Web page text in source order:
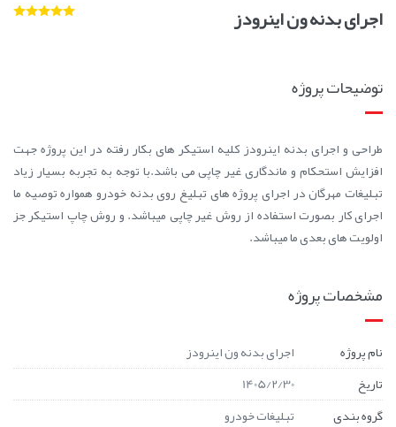
اجرای بدنه ون اینرودز
توضیحات پروژه
طراحی و اجرای بدنه اینرودز کلیه استیکر های بکار رفته در این پروژه جهت
افزایش استحکام و ماندگاری غیر چاپی می باشد.با توجه به تجربه بسیار زیاد
تبلیغات مهرگان در اجرای پروژه های تبلیغ روی بدنه خودرو همواره توصیه ما
اجرای کار بصورت استفاده از روش غیر چاپی میباشد. و روش چاپ استیکر جز
اولویت های بعدی ما میباشد.
مشخصات پروژه
نام پروژه
اجرای بدنه ون اینرودز
تاریخ
1405/2/30
گروه بندی
تبلیغات خودرو